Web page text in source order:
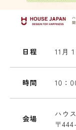
日程 11月
時間 10：
会場
ハウ
〒